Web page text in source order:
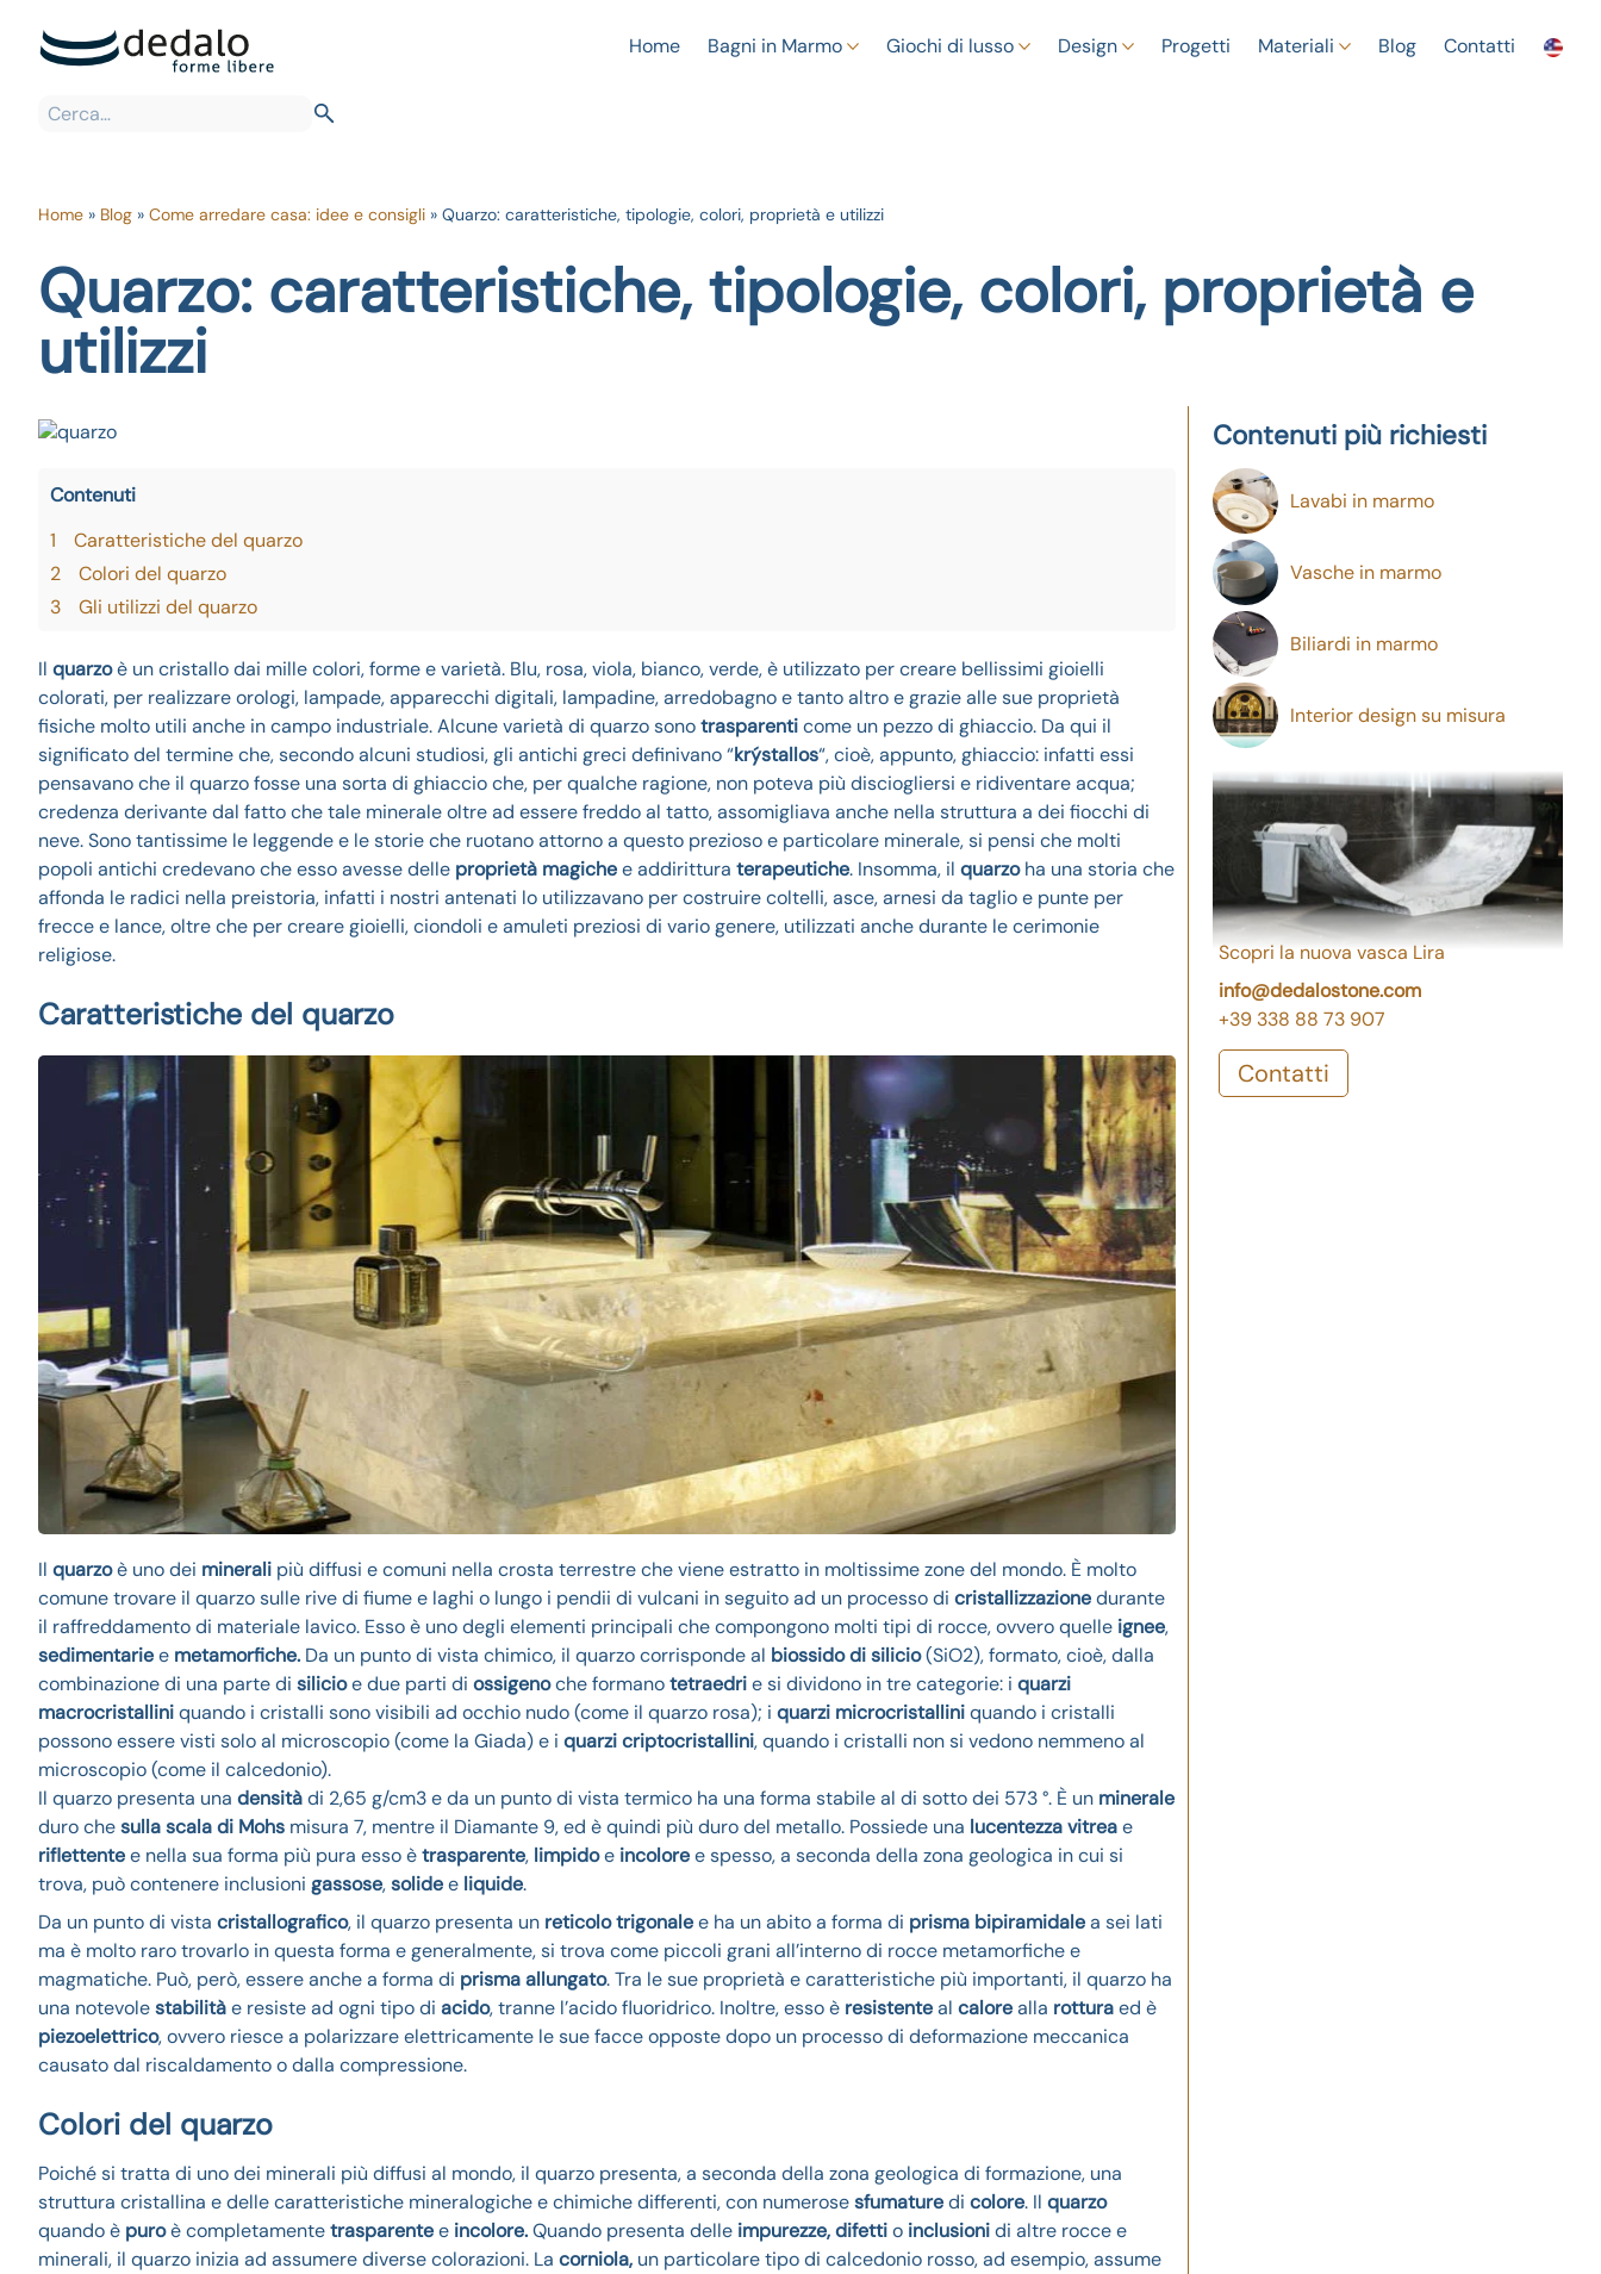
Home Bagni in Marmo Giochi di lusso Design Progetti Materiali Blog Contatti
Home » Blog » Come arredare casa: idee e consigli » Quarzo: caratteristiche, tipologie, colori, proprietà e utilizzi
Quarzo: caratteristiche, tipologie, colori, proprietà e
utilizzi
Contenuti
1
Caratteristiche del quarzo
2
Colori del quarzo
3
Gli utilizzi del quarzo
Il quarzoè un cristallo dai mille colori, forme e varietà. Blu, rosa, viola, bianco, verde, è utilizzato per creare bellissimi gioielli
colorati, per realizzare orologi, lampade, apparecchi digitali, lampadine, arredobagno e tanto altro e grazie alle sue proprietà
fisiche molto utili anche in campo industriale. Alcune varietà di quarzo sonotrasparenticome un pezzo di ghiaccio. Da qui il
significato del termine che, secondo alcuni studiosi, gli antichi greci definivano “krýstallos“, cioè, appunto, ghiaccio: infatti essi
pensavano che il quarzo fosse una sorta di ghiaccio che, per qualche ragione, non poteva più disciogliersi e ridiventare acqua;
credenza derivante dal fatto che tale minerale oltre ad essere freddo al tatto, assomigliava anche nella struttura a dei fiocchi di
neve. Sono tantissime le leggende e le storie che ruotano attorno a questo prezioso e particolare minerale, si pensi che molti
popoli antichi credevano che esso avesse delle proprietà magichee addirittura terapeutiche. Insomma, il quarzoha una storia che
affonda le radici nella preistoria, infatti i nostri antenati lo utilizzavano per costruire coltelli, asce, arnesi da taglio e punte per
frecce e lance, oltre che per creare gioielli, ciondoli e amuleti preziosi di vario genere, utilizzati anche durante le cerimonie
religiose.
Caratteristiche del quarzo
Il quarzoè uno dei minerali più diffusi e comuni nella crosta terrestre che viene estratto in moltissime zone del mondo. È molto
comune trovare il quarzo sulle rive di fiume e laghi o lungo i pendii di vulcani in seguito ad un processo di cristallizzazionedurante
il raffreddamento di materiale lavico. Esso è uno degli elementi principali che compongono molti tipi di rocce, ovvero quelle ignee,
sedimentariee metamorfiche. Da un punto di vista chimico, il quarzo corrisponde al biossido di silicio(SiO2), formato, cioè, dalla
combinazione di una parte di silicioe due parti di ossigenoche formanotetraedrie si dividono in tre categorie: i quarzi
macrocristalliniquando i cristalli sono visibili ad occhio nudo (come il quarzo rosa); i quarzi microcristalliniquando i cristalli
possono essere visti solo al microscopio (come la Giada) e i quarzi criptocristallini, quando i cristalli non si vedono nemmeno al
microscopio (come il calcedonio).
Il quarzo presenta una densitàdi 2,65 g/cm3 e da un punto di vista termico ha una forma stabile al di sotto dei 573 °. È un minerale
duro chesulla scala di Mohs misura 7, mentre il Diamante 9, ed è quindi più duro del metallo. Possiede una lucentezzavitreae
riflettentee nella sua forma più pura esso ètrasparente, limpidoe incoloree spesso, a seconda della zona geologica in cui si
trova, può contenere inclusioni gassose,solidee liquide.
Da un punto di vista cristallografico, il quarzo presenta un reticolo trigonalee ha un abito a forma di prisma bipiramidalea sei lati
ma è molto raro trovarlo in questa forma e generalmente, si trova come piccoli grani all’interno di rocce metamorfiche e
magmatiche. Può, però, essere anche a forma di prisma allungato. Tra le sue proprietà e caratteristiche più importanti, il quarzo ha
una notevolestabilitàe resiste ad ogni tipo di acido, tranne l’acido fluoridrico. Inoltre, esso è resistenteal calorealla rotturaed è
piezoelettrico, ovvero riesce a polarizzare elettricamente le sue facce opposte dopo un processo di deformazione meccanica
causato dal riscaldamento o dalla compressione.
Colori del quarzo
Poiché si tratta di uno dei minerali più diffusi al mondo, il quarzo presenta, a seconda della zona geologica di formazione, una
struttura cristallina e delle caratteristiche mineralogiche e chimiche differenti, con numerosesfumaturedi colore. Il quarzo
quando è puroè completamentetrasparentee incolore.Quando presenta delle impurezze, difettio inclusionidi altre rocce e
minerali, il quarzo inizia ad assumere diverse colorazioni. La corniola, un particolare tipo di calcedonio rosso, ad esempio, assume
Contenuti più richiesti
Lavabi in marmo
Vasche in marmo
Biliardi in marmo
Interior design su misura
Scopri la nuova vasca Lira
info@dedalostone.com
+39 338 88 73 907
Contatti